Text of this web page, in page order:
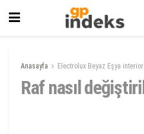
Anasayfa Electrolux Beyaz Eşya
Raf nasıl